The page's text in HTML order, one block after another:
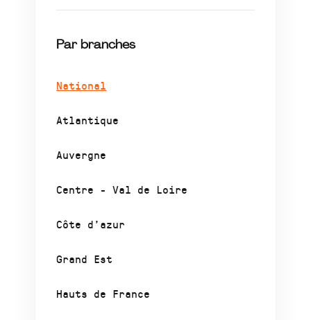
Par branches
National
Atlantique
Auvergne
Centre - Val de Loire
Côte d’azur
Grand Est
Hauts de France